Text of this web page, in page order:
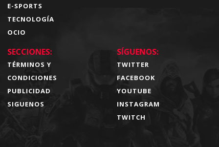
E-SPORTS
TECNOLOGÍA
OCIO
SECCIONES:
TÉRMINOS Y
CONDICIONES
PUBLICIDAD
SIGUENOS
SÍGUENOS:
TWITTER
FACEBOOK
YOUTUBE
INSTAGRAM
TWITCH